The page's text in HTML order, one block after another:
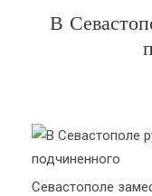
В
Севастополе